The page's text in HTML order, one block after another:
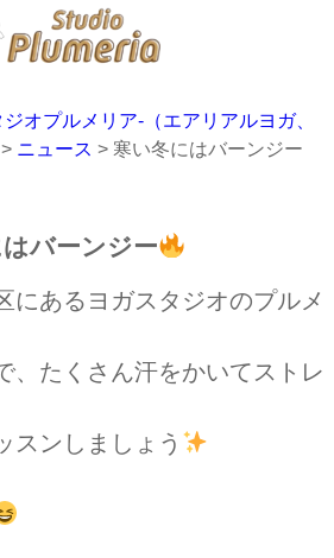
オプルメリア-（エアリアルヨガ、
> ニュース > 寒い冬にはバーンジー
バーンジー
にあるヨガスタジオのプルメ
、たくさん汗をかいてストレ
スンしましょう